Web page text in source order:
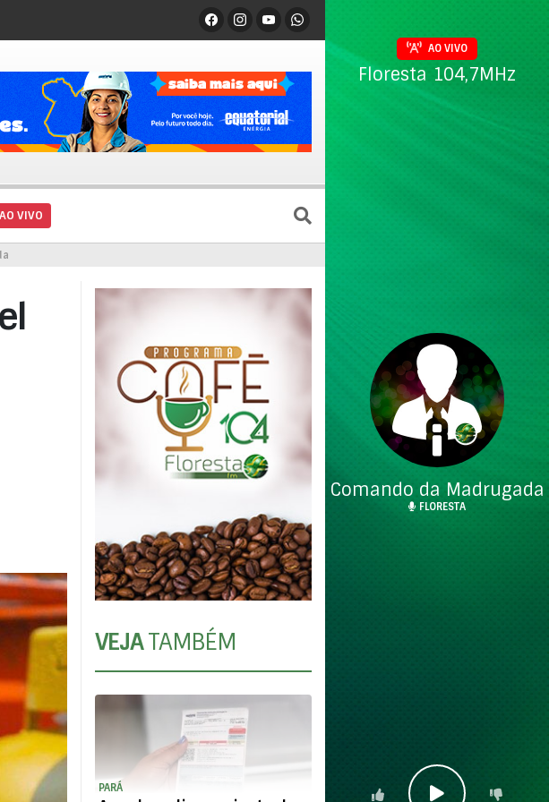
VIVO
VEJATAMBÉM
PARÁ
AO VIVO
Floresta 104,7MHz
Comando da Madrugada
FLORESTA